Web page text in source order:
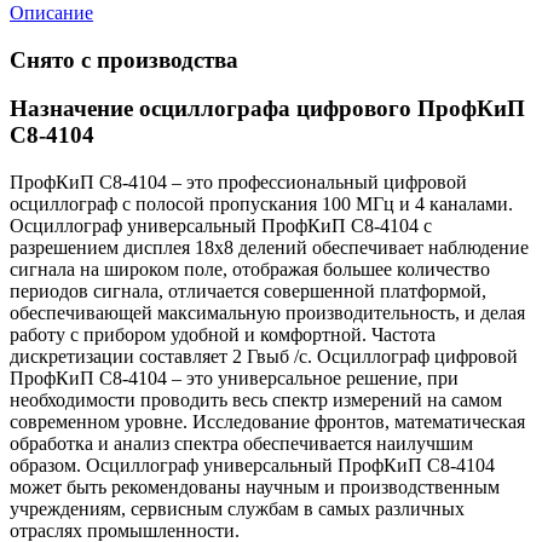
Описание
Снято с производства
Назначение осциллографа цифрового ПрофКиП
С8-4104
ПрофКиП С8-4104 – это профессиональный цифровой
осциллограф с полосой пропускания 100 МГц и 4 каналами.
Осциллограф универсальный ПрофКиП С8-4104 с
разрешением дисплея 18х8 делений обеспечивает наблюдение
сигнала на широком поле, отображая большее количество
периодов сигнала, отличается совершенной платформой,
обеспечивающей максимальную производительность, и делая
работу с прибором удобной и комфортной. Частота
дискретизации составляет 2 Гвыб /с. Осциллограф цифровой
ПрофКиП С8-4104 – это универсальное решение, при
необходимости проводить весь спектр измерений на самом
современном уровне. Исследование фронтов, математическая
обработка и анализ спектра обеспечивается наилучшим
образом. Осциллограф универсальный ПрофКиП С8-4104
может быть рекомендованы научным и производственным
учреждениям, сервисным службам в самых различных
отраслях промышленности.